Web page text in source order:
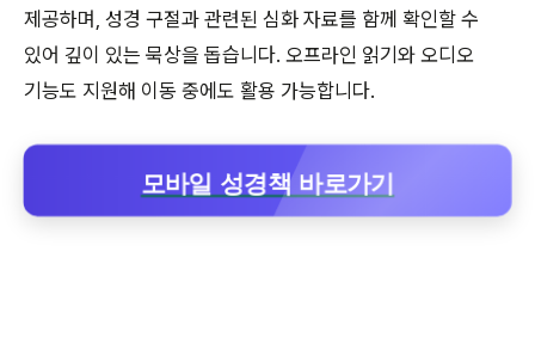
제공하며, 성경 구절과 관련된 심화 자료를 함께 확인할 수
있어 깊이 있는 묵상을 돕습니다. 오프라인 읽기와 오디오
기능도 지원해 이동 중에도 활용 가능합니다.
모바일 성경책 바로가기